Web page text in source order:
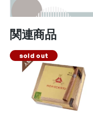
関連商品
sold out